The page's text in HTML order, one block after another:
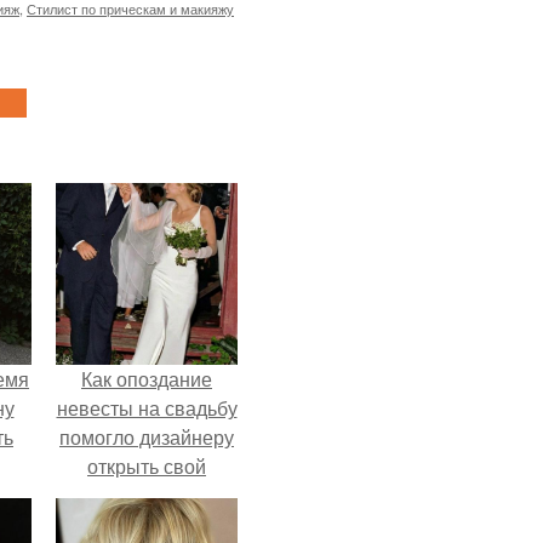
Стилист по прическам и макияжу
Как опоздание
невесты на свадьбу
помогло дизайнеру
открыть свой
бренд.